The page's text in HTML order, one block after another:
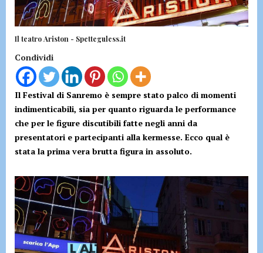
Il teatro Ariston - Spetteguless.it
Condividi
Il Festival di Sanremo è sempre stato palco di momenti
indimenticabili, sia per quanto riguarda le performance
che per le figure discutibili fatte negli anni da
presentatori e partecipanti alla kermesse. Ecco qual è
stata la prima vera brutta figura in assoluto.